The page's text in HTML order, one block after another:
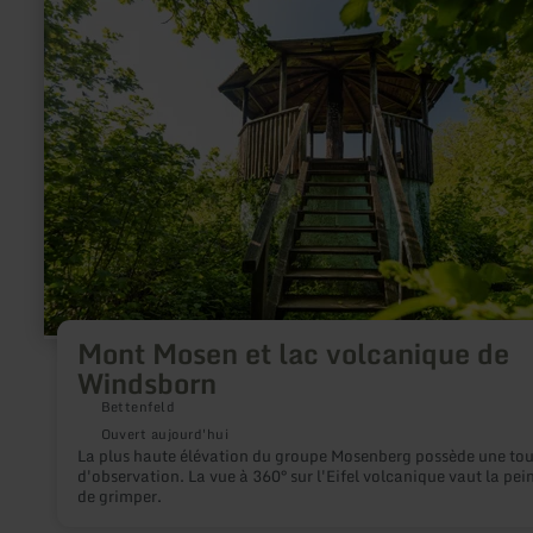
Mont Mosen et lac volcanique de
Windsborn
Bettenfeld
Ouvert aujourd'hui
La plus haute élévation du groupe Mosenberg possède une
d'observation. La vue à 360° sur l'Eifel volcanique vaut la
de grimper.
sur
Mont
Mosen
et
lac
volcanique
de
Windsborn